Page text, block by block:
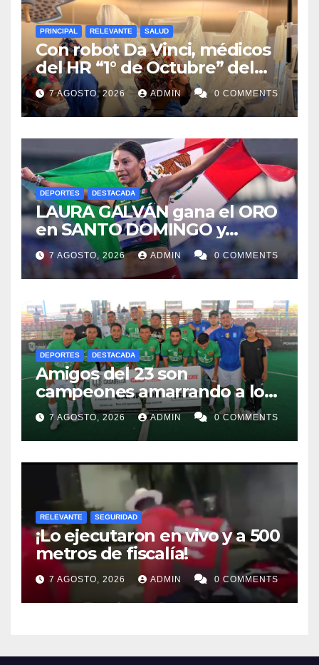
PRINCIPAL RELEVANTE SALUD
Con robot Da Vinci, médicos
del HR “1° de Octubre” del
ISSSTE retiran tumor renal a
paciente de 72 años
7 AGOSTO, 2026 ADMIN 0 COMMENTS
DEPORTES DESTACADA
LAURA GALVÁN gana el ORO
en SANTO DOMINGO y
dedica Medalla a sus padres
fallecidos
7 AGOSTO, 2026 ADMIN 0 COMMENTS
DEPORTES DESTACADA
Amigos del 23 son
campeones amarrando a los
“Perros Bravos”
7 AGOSTO, 2026 ADMIN 0 COMMENTS
RELEVANTE SEGURIDAD
¡Lo ejecutaron en vivo y a 500
metros de fiscalía!
7 AGOSTO, 2026 ADMIN 0 COMMENTS